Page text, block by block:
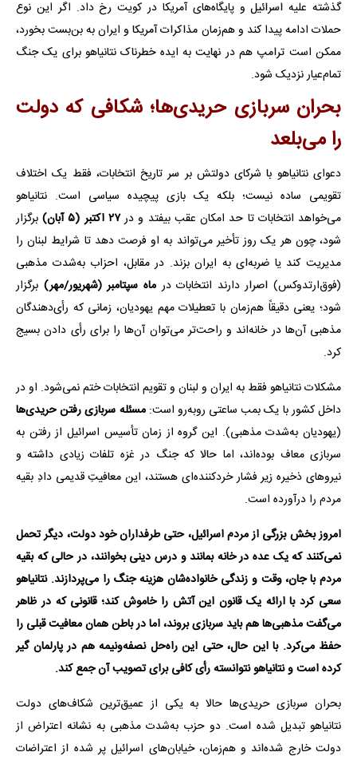
گذشته علیه اسرائیل و پایگاه‌های آمریکا در کویت رخ داد. اگر این نوع
حملات ادامه پیدا کند و هم‌زمان مذاکرات آمریکا و ایران به بن‌بست بخورد،
ممکن است ترامپ هم در نهایت به ایده خطرناک نتانیاهو برای یک جنگ
تمام‌عیار نزدیک شود.
بحران سربازی حریدی‌ها؛ شکافی که دولت
را می‌بلعد
دعوای نتانیاهو با شرکای دولتش بر سر تاریخ انتخابات، فقط یک اختلاف
تقویمی ساده نیست؛ بلکه یک بازی پیچیده سیاسی است. نتانیاهو
می‌خواهد انتخابات تا حد امکان عقب بیفتد و در۲۷ اکتبر (۵ آبان)
برگزار
شود، چون هر یک روز تأخیر می‌تواند به او فرصت دهد تا شرایط لبنان را
مدیریت کند یا ضربه‌ای به ایران بزند. در مقابل، احزاب به‌شدت مذهبی
(فوق‌ارتدوکس) اصرار دارند انتخابات درماه سپتامبر (شهریور/مهر) برگزار
شود؛ یعنی دقیقاً هم‌زمان با تعطیلات مهم یهودیان، زمانی که رأی‌دهندگان
مذهبی آن‌ها در خانه‌اند و راحت‌تر می‌توان آن‌ها را برای رأی دادن بسیج
کرد.
مشکلات نتانیاهو فقط به ایران و لبنان و تقویم انتخابات ختم نمی‌شود. او در
داخل کشور با یک بمب ساعتی روبه‌رو است:مسئله سربازی رفتن حریدی‌ها
(یهودیان به‌شدت مذهبی). این گروه از زمان تأسیس اسرائیل از رفتن به
سربازی معاف بوده‌اند، اما حالا که جنگ در غزه تلفات زیادی داشته و
نیروهای ذخیره زیر فشار خردکننده‌ای هستند، این معافیتِ قدیمی دادِ بقیه
مردم را درآورده است.
امروز بخش بزرگی از مردم اسرائیل، حتی طرفداران خود دولت، دیگر تحمل
نمی‌کنند که یک عده در خانه بمانند و درس دینی بخوانند، در حالی که بقیه
مردم با جان، وقت و زندگی خانواده‌شان هزینه جنگ را می‌پردازند. نتانیاهو
سعی کرد با ارائه یک قانون این آتش را خاموش کند؛ قانونی که در ظاهر
می‌گفت مذهبی‌ها هم باید سربازی بروند، اما در باطن همان معافیت قبلی را
حفظ می‌کرد. با این حال، حتی این راه‌حل نصفه‌ونیمه هم در پارلمان گیر
کرده است و نتانیاهو نتوانسته رأی کافی برای تصویب آن جمع کند.
بحران سربازی حریدی‌ها حالا به یکی از عمیق‌ترین شکاف‌های دولت
نتانیاهو تبدیل شده است. دو حزب به‌شدت مذهبی به نشانه اعتراض از
دولت خارج شده‌اند و هم‌زمان، خیابان‌های اسرائیل پر شده از اعتراضات